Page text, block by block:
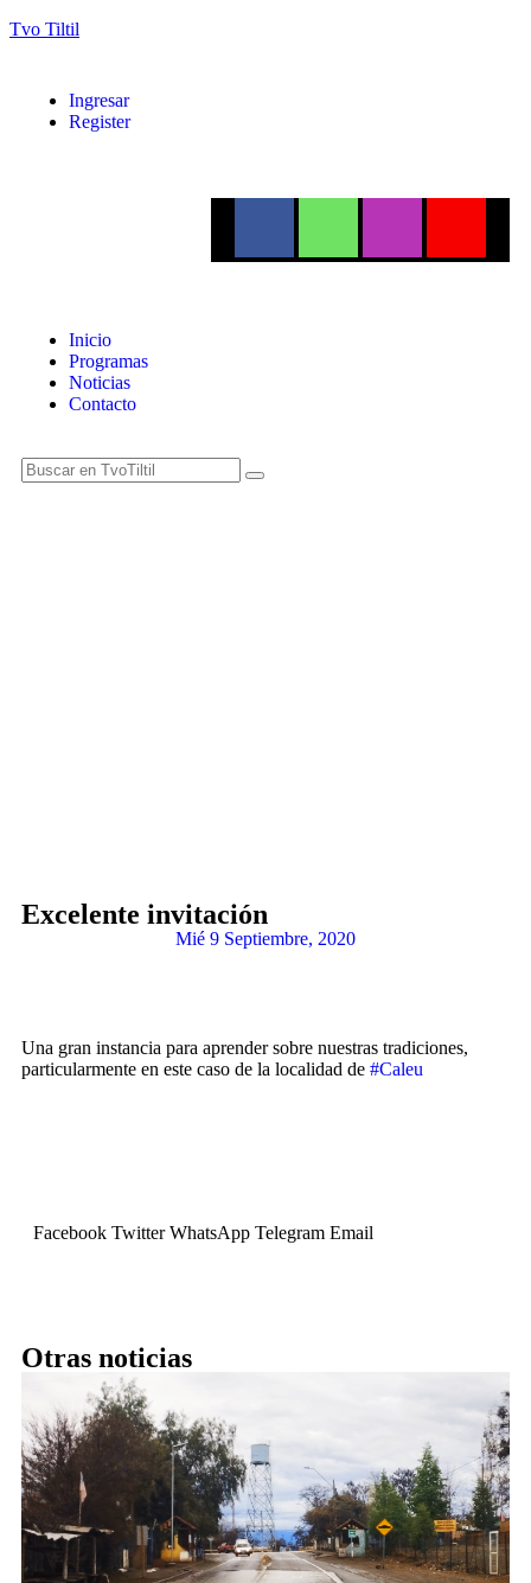
Tvo Tiltil
Ingresar
Register
Inicio
Programas
Noticias
Contacto
Excelente invitación
Mié 9 Septiembre, 2020
Una gran instancia para aprender sobre nuestras tradiciones,
particularmente en este caso de la localidad de #Caleu
Facebook Twitter WhatsApp Telegram Email
Otras noticias